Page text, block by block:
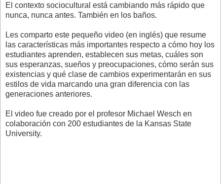
El contexto sociocultural está cambiando más rápido que
nunca, nunca antes. También en los baños.
Les comparto este pequeño video (en inglés) que resume
las características más importantes respecto a cómo hoy los
estudiantes aprenden, establecen sus metas, cuáles son
sus esperanzas, sueños y preocupaciones, cómo serán sus
existencias y qué clase de cambios experimentarán en sus
estilos de vida marcando una gran diferencia con las
generaciones anteriores.
El video fue creado por el profesor Michael Wesch en
colaboración con 200 estudiantes de la Kansas State
University.